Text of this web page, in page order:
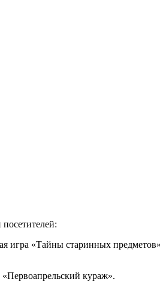
игра «Тайны старинных
кураж».